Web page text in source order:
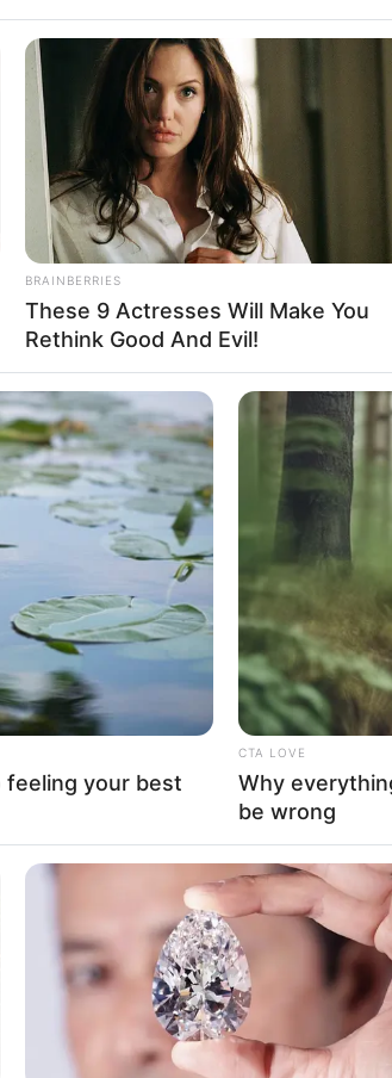
Andalan
Kuno
TELEGRAM
kebanyakan orang adalah kotanya
Yunani yang menjadi saksi bisu atas lahirnya
Tenggara.
suci yang berkaitan dengan para dewa.
juga jadi daya tarik Yunani lainnya.
yang menawan. Yunani punya banyak
kecantikan alam yang memanjakan.
pun masih sangat asri. Beriwisata ke Yunani,
yang penuh kesan.
berikut ini kami berikan daftar 13 objek
dan pastinya tak boleh kamu lewatkan.
Budaya Hingga Alam Memukau
BRAINBERRIES
These 9 Actresses Will Make You
Rethink Good And Evil!
your best
CTA LOVE
Why
be wrong